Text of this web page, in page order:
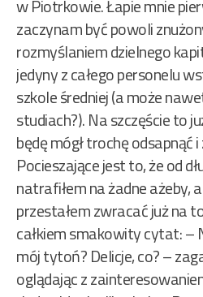
w Piotrkowie. Łapie mnie
zaczynam być powoli
rozmyślaniem dzielnego
jedyny z całego personelu
szkole średniej (a może
studiach?). Na szczęście to
będę mógł trochę odsapnąć
Pocieszające jest to, że od
natrafiłem na żadne ażeby,
przestałem zwracać już na
całkiem smakowity cytat: –
mój tytoń? Delicje, co? –
oglądając z